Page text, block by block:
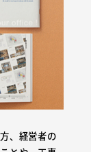
、経営者の